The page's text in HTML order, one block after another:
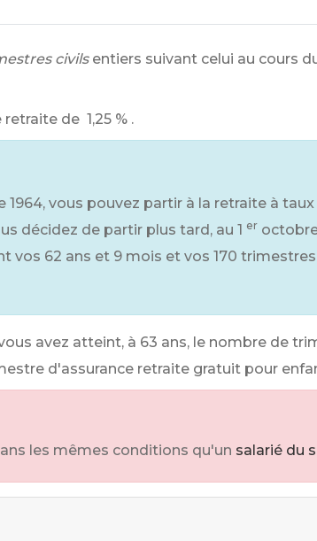
civils entiers suivant celui au cours
retraite de 1,25 % .
vous pouvez partir à la retraite à
décidez de partir plus tard, au 1 er
62 ans et 9 mois et vos 170
avez atteint, à 63 ans, le nombre de
d'assurance retraite gratuit pour
les mêmes conditions qu'un salarié du